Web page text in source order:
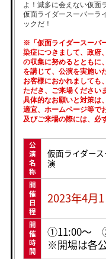
よ！滅多に会えない仮面
仮面ライダースーパーラ
ックだ！
※「仮面ライダースーパ
染症につきまして、政府
の収集に努めるとともに
を講じて、公演を実施い
お客様におかれましても
ただき、ご来場ください
具体的なお願いと対策は
適宜、ホームページ等で
及びご来場の際には、必
公
演
名
称
仮面ライダー
演
開
催
日
程
2023年4月1
開
催
時
間
①11:00〜
※開場は各